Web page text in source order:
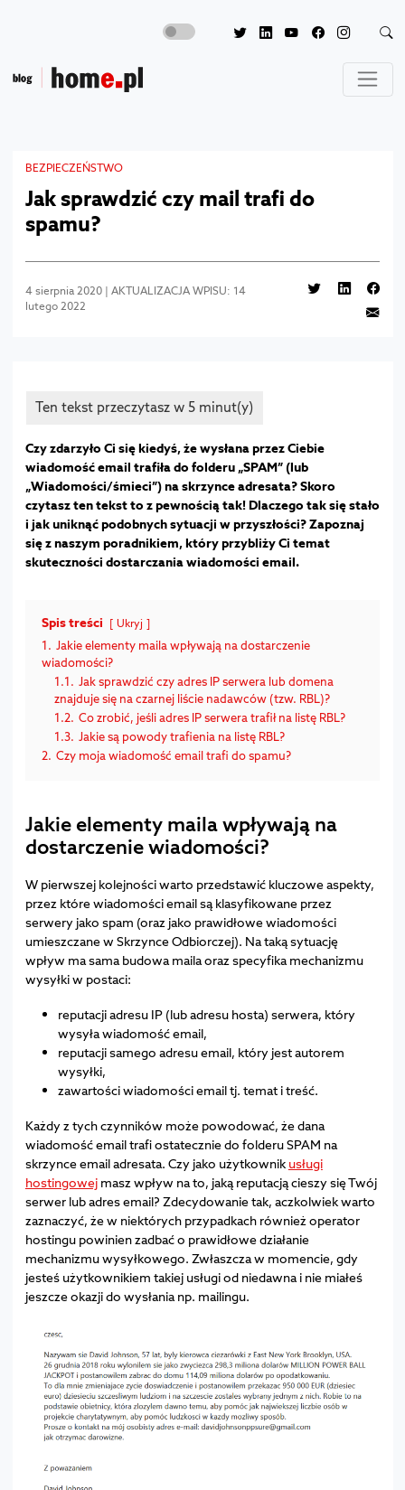
BEZPIECZEŃSTWO
Jak sprawdzić czy mail trafi do
spamu?
4 sierpnia 2020 | AKTUALIZACJA WPISU: 14
lutego 2022
Czy zdarzyło Ci się kiedyś, że wysłana przez Ciebie
wiadomość email trafiła do folderu „SPAM” (lub
„Wiadomości/śmieci”) na skrzynce adresata? Skoro
czytasz ten tekst to z pewnością tak! Dlaczego tak się stało
i jak uniknąć podobnych sytuacji w przyszłości? Zapoznaj
się z naszym poradnikiem, który przybliży Ci temat
skuteczności dostarczania wiadomości email.
Spis treści Ukryj
1. Jakie elementy maila wpływają na dostarczenie
wiadomości?
1.1. Jak sprawdzić czy adres IP serwera lub domena
znajduje się na czarnej liście nadawców (tzw. RBL)?
1.2. Co zrobić, jeśli adres IP serwera trafił na listę RBL?
1.3. Jakie są powody trafienia na listę RBL?
2. Czy moja wiadomość email trafi do spamu?
Jakie elementy maila wpływają na
dostarczenie wiadomości?
W pierwszej kolejności warto przedstawić kluczowe aspekty,
przez które wiadomości email są klasyfikowane przez
serwery jako spam (oraz jako prawidłowe wiadomości
umieszczane w Skrzynce Odbiorczej). Na taką sytuację
wpływ ma sama budowa maila oraz specyfika mechanizmu
wysyłki w postaci:
reputacji adresu IP (lub adresu hosta) serwera, który
wysyła wiadomość email,
reputacji samego adresu email, który jest autorem
wysyłki,
zawartości wiadomości email tj. temat i treść.
Każdy z tych czynników może powodować, że dana
wiadomość email trafi ostatecznie do folderu SPAM na
skrzynce email adresata. Czy jako użytkownik usługi
hostingowejmasz wpływ na to, jaką reputacją cieszy się Twój
serwer lub adres email? Zdecydowanie tak, aczkolwiek warto
zaznaczyć, że w niektórych przypadkach również operator
hostingu powinien zadbać o prawidłowe działanie
mechanizmu wysyłkowego. Zwłaszcza w momencie, gdy
jesteś użytkownikiem takiej usługi od niedawna i nie miałeś
jeszcze okazji do wysłania np. mailingu.